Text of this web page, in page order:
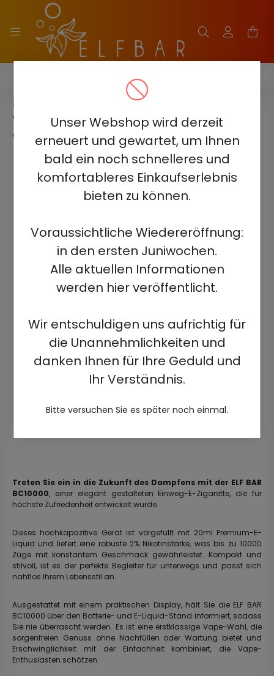
Unser Webshop wird derzeit
erneuert und gewartet, um Ihnen
bald ein noch schnelleres und
komfortableres Einkaufserlebnis
bieten zu können.
Voraussichtliche Wiedereröffnung:
in den ersten Juniwochen.
Alle aktuellen Informationen
werden hier veröffentlicht.
Wir entschuldigen uns aufrichtig für
die Unannehmlichkeiten und
danken Ihnen für Ihre Geduld und
Ihr Verständnis.
Bitte versuchen Sie es später noch einmal.
ELF BAR BC10000 - 2%
ELF BAR BC10000 -
WASSERMELONE KIRSCHE 2% -
WIEDERAUFLADBAR
Treten Sie ein in die Zukunft des Dampfens mit der ELF BAR
BC10000, einer elegant gestalteten Einweg-E-Zigarette, die für
höchste Zufriedenheit entwickelt wurde.
Dieses hochkapazitive Gerät ist vorgefüllt mit 20ml Premium-E-
Liquid und liefert eine robuste 2% Nikotinstärke, was bis zu 10000
Züge mit konstantem Geschmack gewährleistet. Kompakt und
stilvoll, ist es der perfekte Begleiter für unterwegs und passt sich
nahtlos Ihrem Lebensstil an.
Ausgestattet mit einem praktischen Display, hält Sie die ELF BAR
BC10000 über den Batterie- und E-Liquid-Stand informiert, sodass
Sie nie überrascht werden. Es ist eine erstklassige Vape-Wahl, die
sorgenfreien Genuss ohne Nachfüllen oder Wartung bietet und
Erschwinglichkeit mit der Einfachheit kombiniert, die Vape-
Enthusiasten schätzen.